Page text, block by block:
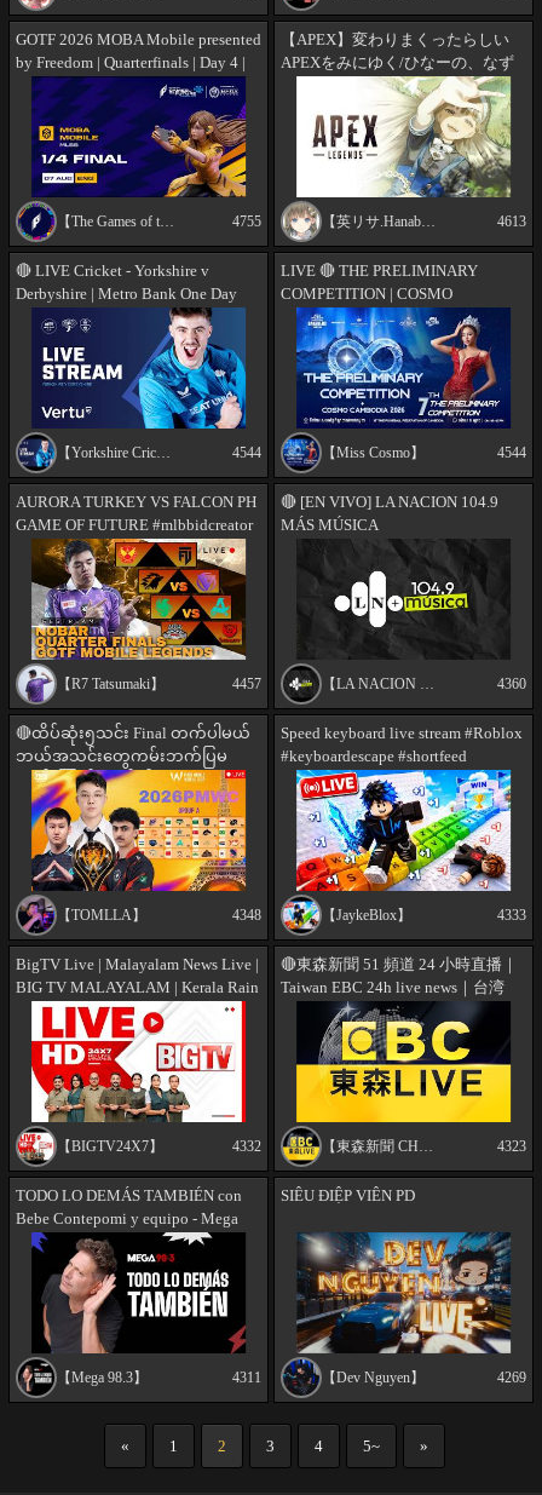
GOTF 2026 MOBA Mobile presented
by Freedom | Quarterfinals | Day 4 |
English
【The Games of the Future Official】 4755
【APEX】変わりまくったらしい
APEXをみにゆく/ひなーの、なず
ぴ 【ぶいすぽっ！/英リサ】
【英リサ.Hanabusa Lisa】 4613
🔴 LIVE Cricket - Yorkshire v
Derbyshire | Metro Bank One Day
Cup at Scarborough
【Yorkshire Cricket】 4544
LIVE 🔴 THE PRELIMINARY
COMPETITION | COSMO
CAMBODIA 2026
【Miss Cosmo】 4544
AURORA TURKEY VS FALCON PH
GAME OF FUTURE #mlbbidcreator
【R7 Tatsumaki】 4457
🔴 [EN VIVO] LA NACION 104.9
MÁS MÚSICA
【LA NACION 104.9 Más Música】 4360
🔴ထိပ်ဆုံး၅သင်း Final တက်ပါမယ်
ဘယ်အသင်းတွေကမ်းဘက်ပြမ
လည်းကြည်ရမယ်ပျို့
【TOMLLA】 4348
Speed keyboard live stream #Roblox
#keyboardescape #shortfeed
【JaykeBlox】 4333
BigTV Live | Malayalam News Live |
BIG TV MALAYALAM | Kerala Rain
| flash flood | Lanslide
【BIGTV24X7】 4332
🔴東森新聞 51 頻道 24 小時直播｜
Taiwan EBC 24h live news｜台湾
EBC ニュース24 時間オンライン放
送｜대만 뉴스 생방송
【東森新聞 CH51】 4323
TODO LO DEMÁS TAMBIÉN con
Bebe Contepomi y equipo - Mega
98.3
【Mega 98.3】 4311
SIÊU ĐIỆP VIÊN PD
【Dev Nguyen】 4269
« 1 2 3 4 5~ »